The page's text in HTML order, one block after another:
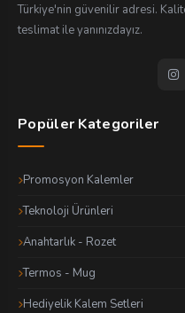
Türkiye'nin güvenilir adresi.
teslimat ile yanınızdayız.
Popüler Kategoriler
Promosyon Kalemler
Teknoloji Ürünleri
Anahtarlık - Rozet
Termos - Mug
Hediyelik Kalem Setleri